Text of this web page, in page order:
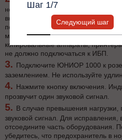
необходимые устройства,
внешние накопители. Убедитесь,
подключенного оборудования не
мощность бесперебойника. Такое
копировальные аппараты,
не должно подключаться к ИБП.
Подключите ЮНИОР 1000 к
заземлением. Не используйте
Нажмите кнопку включения.
прозвучит один звуковой сигнал.
В случае превышения нагрузки,
звуковой сигнал. Для исправления,
отсоедините часть оборудования.
убедитесь, что предохранитель в
Шаг 1/7
Следующий шаг